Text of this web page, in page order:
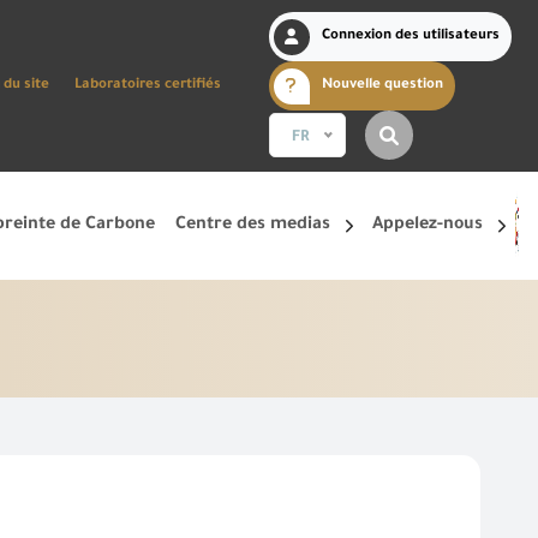
du site Laboratoires certifiés
Connexion des utilisateurs
Nouvelle question
FR
de Carbone Centre des medias Appelez-nous